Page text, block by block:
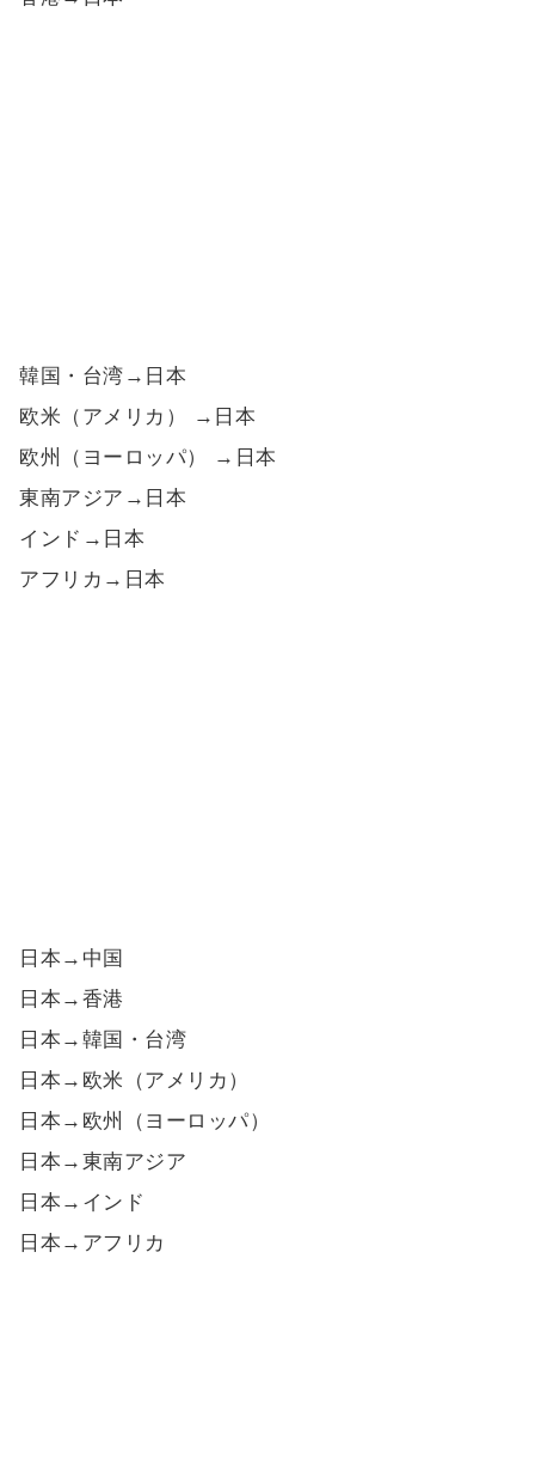
韓国・台湾→日本
欧米（アメリカ） →日本
欧州（ヨーロッパ） →日本
東南アジア→日本
インド→日本
アフリカ→日本
日本→中国
日本→香港
日本→韓国・台湾
日本→欧米（アメリカ）
日本→欧州（ヨーロッパ）
日本→東南アジア
日本→インド
日本→アフリカ